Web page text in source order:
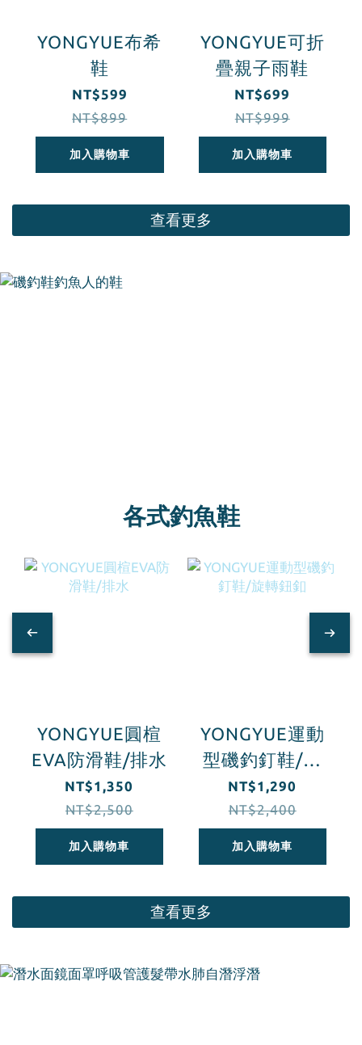
YONGYUE布希
鞋
NT$599
NT$899
加入購物車
YONGYUE可折
疊親子雨鞋
NT$699
NT$999
加入購物車
查看更多
各式釣魚鞋
YONGYUE圓楦
EVA防滑鞋/排水
NT$1,350
NT$2,500
加入購物車
YONGYUE運動
型磯釣釘鞋/旋
轉鈕釦
NT$1,290
NT$2,400
加入購物車
查看更多